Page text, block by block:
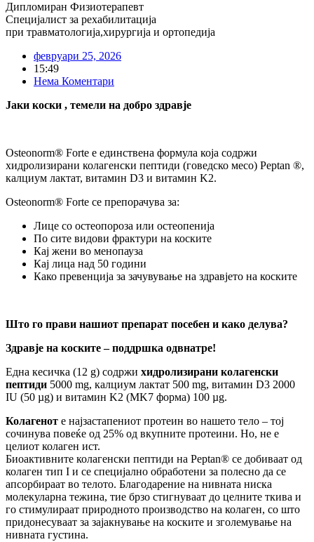
Дипломиран Физиотерапевт
Специјалист за рехабилитација
при травматологија,хирургија и ортопедија
февруари 25, 2026
15:49
Нема Коментари
Јаки коски , темели на добро здравје
Osteonorm® Forte е единствена формула која содржи
хидролизирани колагенски пептиди (говедско месо) Peptan ®,
калциум лактат, витамин D3 и витамин K2.
Osteonorm® Forte се препорачува за:
Лице со остеопороза или остеопенија
По сите видови фрактури на коските
Кај жени во менопауза
Кај лица над 50 години
Како превенција за зачувување на здравјето на коските
Што го прави нашиот препарат посебен и како делува?
Здравје на коските – поддршка одвнатре!
Една кесичка (12 g) содржи хидролизирани колагенски
пептиди 5000 mg, калциум лактат 500 mg, витамин D3 2000
IU (50 µg) и витамин K2 (MK7 форма) 100 µg.
Колагенот е најзастапениот протеин во нашето тело – тој
сочинува повеќе од 25% од вкупните протеини. Но, не е
целиот колаген ист.
Биоактивните колагенски пептиди на Peptan® се добиваат од
колаген тип I и се специјално обработени за полесно да се
апсорбираат во телото. Благодарение на нивната ниска
молекуларна тежина, тие брзо стигнуваат до целните ткива и
го стимулираат природното производство на колаген, со што
придонесуваат за зајакнување на коските и зголемување на
нивната густина.